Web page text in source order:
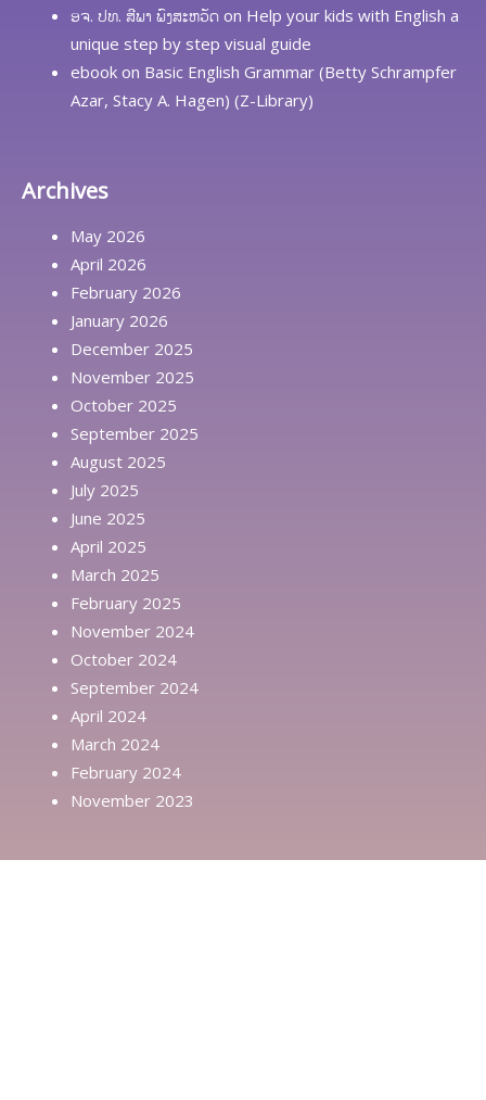
ອຈ. ປທ. ສີພາ ພົງສະຫວັດ on Help your kids with English a
unique step by step visual guide
ebook on Basic English Grammar (Betty Schrampfer
Azar, Stacy A. Hagen) (Z-Library)
Archives
May 2026
April 2026
February 2026
January 2026
December 2025
November 2025
October 2025
September 2025
August 2025
July 2025
June 2025
April 2025
March 2025
February 2025
November 2024
October 2024
September 2024
April 2024
March 2024
February 2024
November 2023